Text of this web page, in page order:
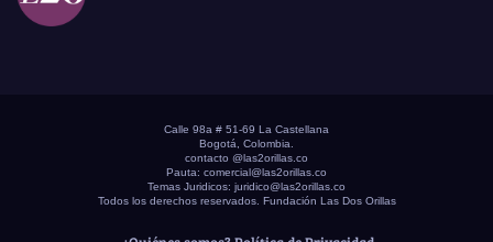
Calle 98a # 51-69 La Castellana
Bogotá, Colombia.
contacto @las2orillas.co
Pauta: comercial@las2orillas.co
Temas Juridicos: juridico@las2orillas.co
Todos los derechos reservados. Fundación Las Dos Orillas